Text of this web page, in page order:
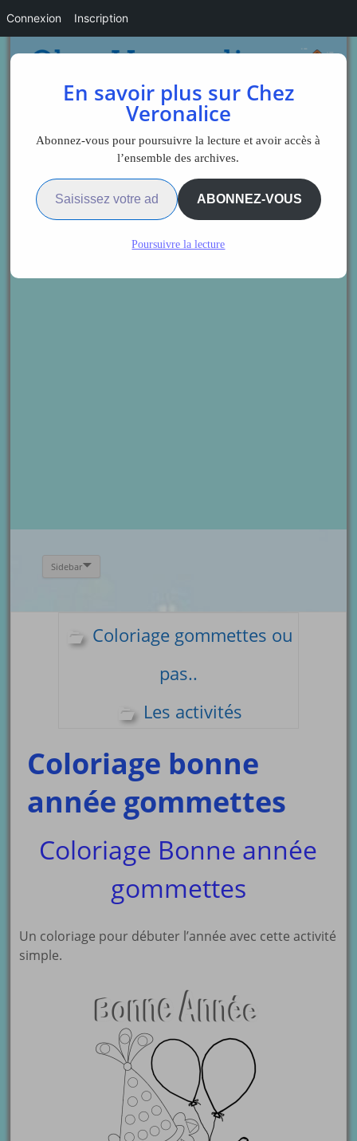
Sidebar
Coloriage gommettes ou
pas..
Les activités
Coloriage bonne
année gommettes
Coloriage Bonne année
gommettes
Un coloriage pour débuter l’année avec cette activité
simple.
En savoir plus sur Chez
Veronalice
Abonnez-vous pour poursuivre la lecture et avoir accès à
l’ensemble des archives.
Saisissez votre adresse e-mail…
ABONNEZ-VOUS
Poursuivre la lecture
Connexion Inscription